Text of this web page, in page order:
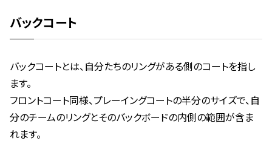
バックコート
バックコートとは、自分たちのリングがある側のコートを指し
ます。
フロントコート同様、プレーイングコートの半分のサイズで、自
分のチームのリングとそのバックボードの内側の範囲が含ま
れます。